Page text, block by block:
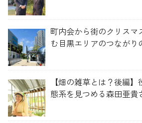
町内会から街のクリスマ
む目黒エリアのつながり
【畑の雑草とは？後編
態系を見つめる森田亜貴